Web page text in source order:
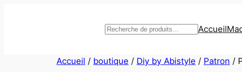
Recherche Accueil
Accueil / boutique / Diy by Abistyle / Patron /